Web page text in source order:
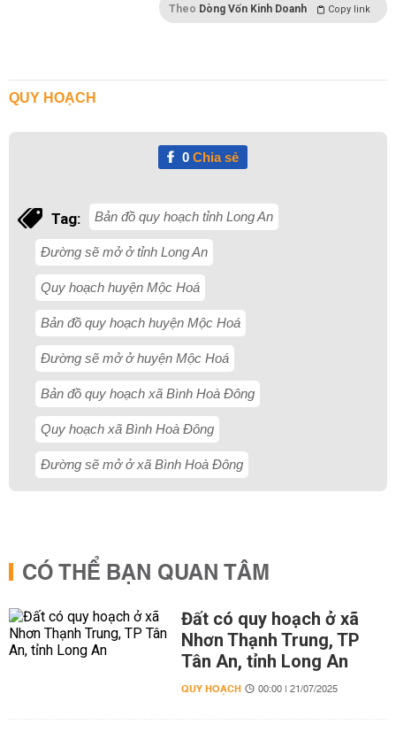
Theo Dòng Vốn Kinh Doanh Copy link
QUY HOẠCH
0Chia sẻ
Tag: Bản đồ quy hoạch tỉnh Long An
Đường sẽ mở ở tỉnh Long An
Quy hoạch huyện Mộc Hoá
Bản đồ quy hoạch huyện Mộc Hoá
Đường sẽ mở ở huyện Mộc Hoá
Bản đồ quy hoạch xã Bình Hoà Đông
Quy hoạch xã Bình Hoà Đông
Đường sẽ mở ở xã Bình Hoà Đông
CÓ THỂ BẠN QUAN TÂM
Đất có quy hoạch ở xã
Nhơn Thạnh Trung, TP
Tân An, tỉnh Long An
QUY HOẠCH 00:00 | 21/07/2025